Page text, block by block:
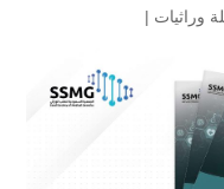
وراثيات |